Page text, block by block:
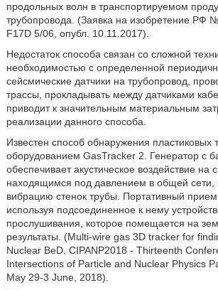
продольных волн в транспортируемом
трубопровода. (Заявка на изобретение РФ
F17D 5/06, опубл. 10.11.2017).
Недостаток способа связан со сложной
необходимостью с определенной
сейсмические датчики на трубопровод,
трассы, прокладывать между датчиками
приводит к значительным материальным
реализации данного способа.
Известен способ обнаружения пластиковых
оборудованием GasTracker 2. Генератор с
обеспечивает акустическое воздействие на
находящимся под давлением в общей сети,
вибрацию стенок трубы. Портативный
используя подсоединенное к нему
прослушивания, которое помещается на
результаты. (Multi-wire gas 3D tracker for
Nuclear BeD. CIPANP2018 - Thirteenth
Intersections of Particle and Nuclear Physics
May 29-3 June, 2018).